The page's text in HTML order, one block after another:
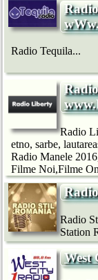
Radio Tequila...
Radio
etno, sarbe,
Radio Manele
Filme Noi,Filme
Radio
Station
West